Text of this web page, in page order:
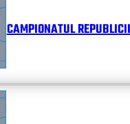
CAMPIONATUL